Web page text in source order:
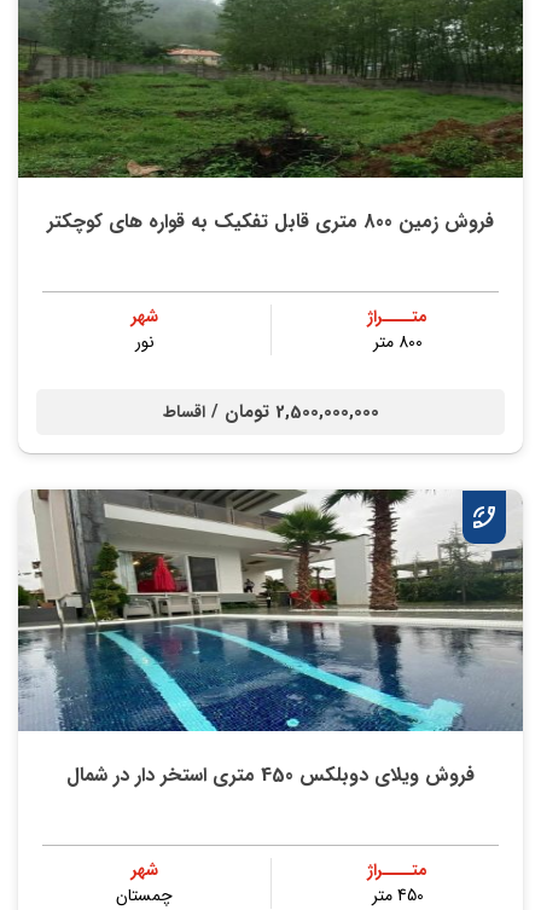
فروش زمین 800 متری قابل تفکیک به قواره های کوچکتر
متــــراژ
800 متر
شهر
نور
2,500,000,000 تومان / اقساط
فروش ویلای دوبلکس 450 متری استخر دار در شمال
متــــراژ
450 متر
شهر
چمستان